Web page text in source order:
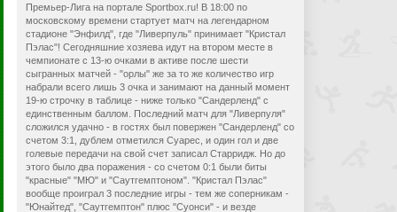
Премьер-Лига на портале Sportbox.ru! В 18:00 по
московскому времени стартует матч на легендарном
стадионе "Энфилд", где "Ливерпуль" принимает "Кристал
Пэлас"! Сегодняшние хозяева идут на втором месте в
чемпионате с 13-ю очками в активе после шести
сыгранных матчей - "орлы" же за то же количество игр
набрали всего лишь 3 очка и занимают на данный момент
19-ю строчку в таблице - ниже только "Сандерленд" с
единственным баллом. Последний матч для "Ливерпуля"
сложился удачно - в гостях был повержен "Сандерленд" со
счетом 3:1, дублем отметился Суарес, и один гол и две
голевые передачи на свой счет записал Старридж. Но до
этого было два поражения - со счетом 0:1 были биты
"красные" "МЮ" и "Саутгемптоном". "Кристал Пэлас"
вообще проиграл 3 последние игры - тем же соперникам -
"Юнайтед", "Саутгемптон" плюс "Суонси" - и везде